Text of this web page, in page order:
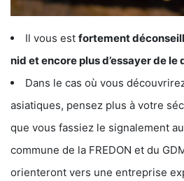
Il vous est fortement
nid et encore plus d’essayer de
Dans le cas où vous
asiatiques, pensez plus à votre
que vous fassiez le signalement
commune de la FREDON et du
orienteront vers une entreprise